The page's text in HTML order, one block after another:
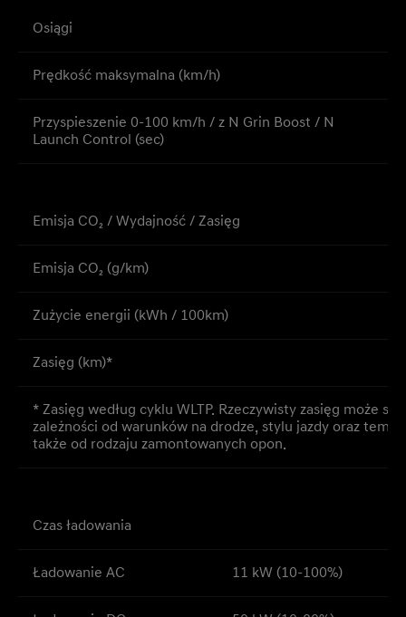
Osiągi
Prędkość maksymalna (km/h)
Przyspieszenie 0-100 km/h / z N Grin Boost / N
Launch Control (sec)
Emisja CO₂ / Wydajność / Zasięg
Emisja CO₂ (g/km)
Zużycie energii (kWh / 100km)
Zasięg (km)*
* Zasięg według cyklu WLTP. Rzeczywisty zasięg może
zależności od warunków na drodze, stylu jazdy oraz
także od rodzaju zamontowanych opon.
Czas ładowania
Ładowanie AC 11 kW (10-100%)